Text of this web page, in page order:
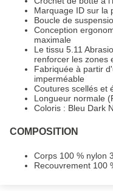
Marquage ID sur la
Boucle de
Conception
maximale
Le tissu 5.11
renforcer les zones
Fabriquée à partir
imperméable
Coutures scellés et
Longueur normale
Coloris : Bleu Dark
COMPOSITION
Corps 100 % nylon
Recouvrement 100